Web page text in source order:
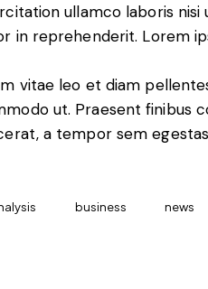
ullamco laboris nisi
in reprehenderit. Lorem
vitae leo et diam
ut. Praesent finibus
a tempor sem
business news